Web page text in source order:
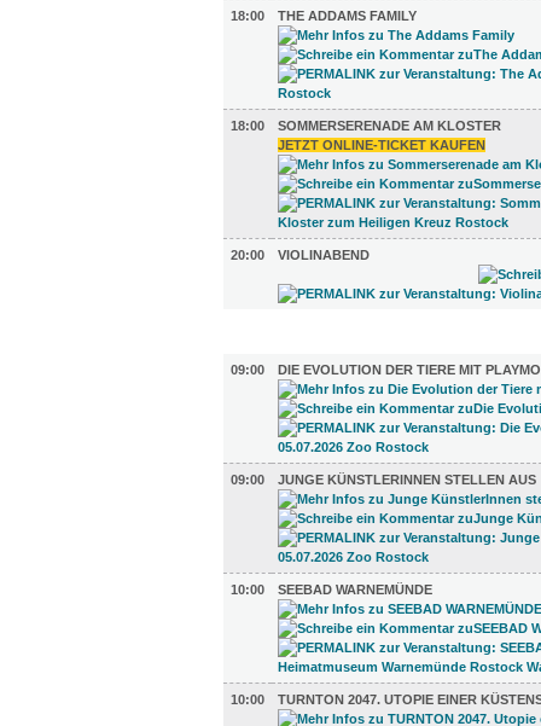
18:00 THE ADDAMS FAMILY
18:00
SOMMERSERENADE AM KLOSTER
JETZT ONLINE-TICKET KAUFEN
20:00 VIOLINABEND
09:00
DIE EVOLUTION DER TIERE MIT
09:00 JUNGE KÜNSTLERINNEN STELLEN AUS
10:00 SEEBAD WARNEMÜNDE
10:00 TURNTON 2047. UTOPIE EINER